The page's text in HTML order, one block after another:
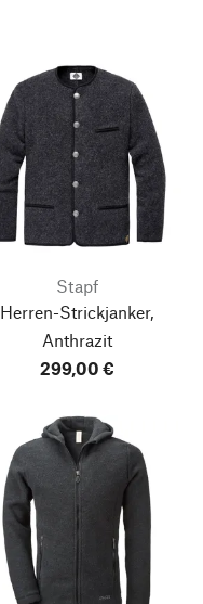
Stapf
Herren-Strickjanker,
Anthrazit
299,00 €